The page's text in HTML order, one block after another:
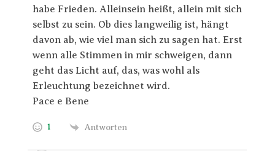
habe Frieden. Alleinsein heißt, allein mit sich
selbst zu sein. Ob dies langweilig ist, hängt
davon ab, wie viel man sich zu sagen hat. Erst
wenn alle Stimmen in mir schweigen, dann
geht das Licht auf, das, was wohl als
Erleuchtung bezeichnet wird.
Pace e Bene
1 Antworten